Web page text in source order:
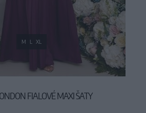
M L XL
FIALOVÉ MAXI ŠATY